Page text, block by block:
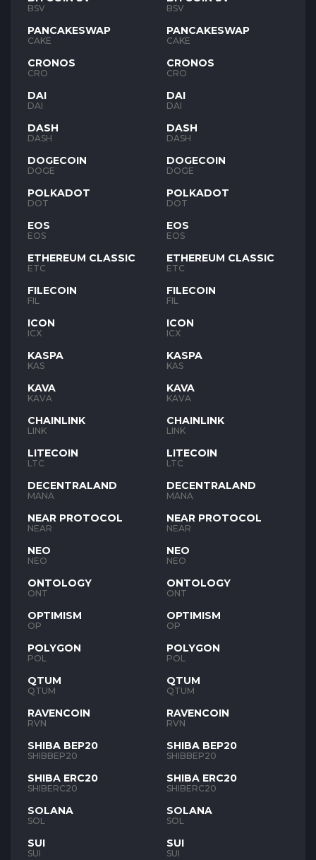
BSV
PANCAKESWAP
CAKE
CRONOS
CRO
DAI
DAI
DASH
DASH
DOGECOIN
DOGE
POLKADOT
DOT
EOS
EOS
ETHEREUM CLASSIC
ETC
FILECOIN
FIL
ICON
ICX
KASPA
KAS
KAVA
KAVA
CHAINLINK
LINK
LITECOIN
LTC
DECENTRALAND
MANA
NEAR PROTOCOL
NEAR
NEO
NEO
ONTOLOGY
ONT
OPTIMISM
OP
POLYGON
POL
QTUM
QTUM
RAVENCOIN
RVN
SHIBA BEP20
SHIBBEP20
SHIBA ERC20
SHIBERC20
SOLANA
SOL
SUI
SUI
BSV
PANCAKESWAP
CAKE
CRONOS
CRO
DAI
DAI
DASH
DASH
DOGECOIN
DOGE
POLKADOT
DOT
EOS
EOS
ETHEREUM CLASSIC
ETC
FILECOIN
FIL
ICON
ICX
KASPA
KAS
KAVA
KAVA
CHAINLINK
LINK
LITECOIN
LTC
DECENTRALAND
MANA
NEAR PROTOCOL
NEAR
NEO
NEO
ONTOLOGY
ONT
OPTIMISM
OP
POLYGON
POL
QTUM
QTUM
RAVENCOIN
RVN
SHIBA BEP20
SHIBBEP20
SHIBA ERC20
SHIBERC20
SOLANA
SOL
SUI
SUI